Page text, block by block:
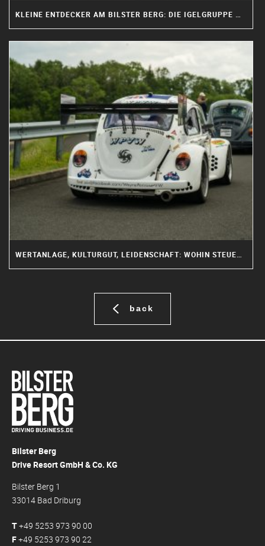
back
Bilster Berg
Drive Resort GmbH & Co. KG
Bilster Berg 1
33014 Bad Driburg
T+49 5253 973 90 00
F+49 5253 973 90 22